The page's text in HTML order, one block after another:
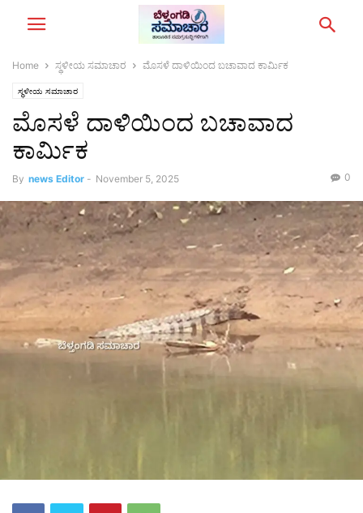
Home ಸ್ಥಳೀಯ ಸಮಾಚಾರ ಮೊಸಳೆ ದಾಳಿಯಿಂದ ಬಚಾವಾದ ಕಾರ್ಮಿಕ
ಸ್ಥಳೀಯ ಸಮಾಚಾರ
ಮೊಸಳೆ ದಾಳಿಯಿಂದ ಬಚಾವಾದ
ಕಾರ್ಮಿಕ
By news Editor - November 5, 2025 0